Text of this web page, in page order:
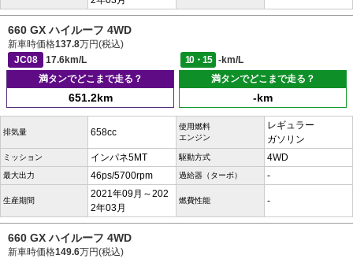
660 GX ハイルーフ 4WD
新車時価格137.8万円(税込)
JC08
17.6km/L 10・15
-km/L
満タンでどこまで走る？
651.2km
満タンでどこまで走る？
-km
排気量 658cc
使用燃料
エンジン
レギュラー
ガソリン
ミッション インパネ5MT 駆動方式 4WD
最大出力 46ps/5700rpm 過給器（ターボ） -
生産期間
2021年09月～202
2年03月
燃費性能 -
660 GX ハイルーフ 4WD
新車時価格149.6万円(税込)